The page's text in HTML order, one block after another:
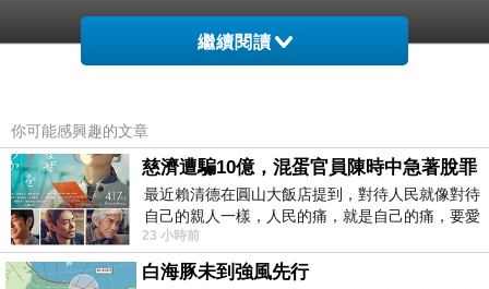
繼續閱讀
你可能感興趣的文章
慈濟遭騙10億，混蛋官員陳時中急著脫罪
最近賴清德在圓山大飯店提到，對待人民就像對待
自己的親人一樣，人民的痛，就是自己的痛，要愛
民如親，說的這麼好聽，實際上根本沒做
23 小時前
白海豚未到強風先行